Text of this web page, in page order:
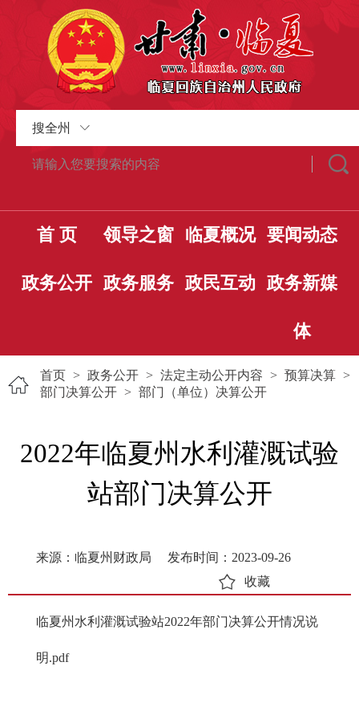
搜全州
首 页 领导之窗 临夏概况 要闻动态
政务公开 政务服务 政民互动 政务新媒
体
首页 > 政务公开 > 法定主动公开内容 > 预算决算 >
部门决算公开 > 部门（单位）决算公开
2022年临夏州水利灌溉试验
站部门决算公开
来源：临夏州财政局
发布时间：2023-09-26
收藏
临夏州水利灌溉试验站2022年部门决算公开情况说
明.pdf